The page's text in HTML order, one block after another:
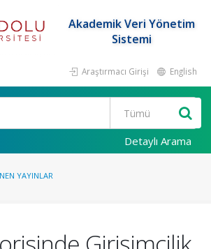
Akademik Veri Yönetim
Sistemi
Araştırmacı Girişi English
Detaylı Arama
YAYINLAR